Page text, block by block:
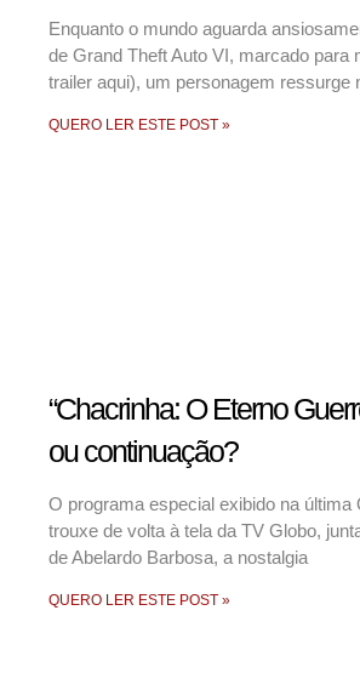
Enquanto o mundo aguarda
de Grand Theft Auto VI, marcado para
trailer aqui), um personagem ressurge
QUERO LER ESTE POST »
“Chacrinha: O Eterno
ou continuação?
O programa especial exibido na última
trouxe de volta à tela da TV Globo,
de Abelardo Barbosa, a nostalgia
QUERO LER ESTE POST »